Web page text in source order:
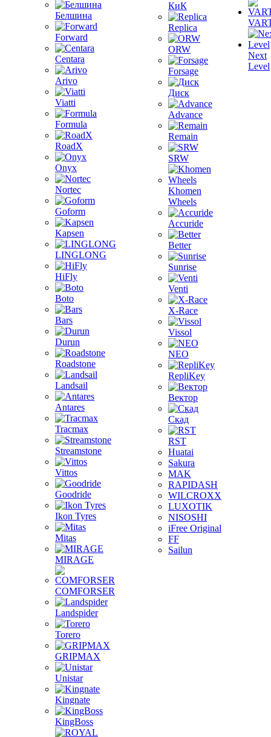
Белшина
Forward
Centara
Arivo
Viatti
Formula
RoadX
Onyx
Nortec
Goform
Kapsen
LINGLONG
HiFly
Boto
Bars
Durun
Roadstone
Landsail
Antares
Tracmax
Streamstone
Vittos
Goodride
Ikon Tyres
Mitas
MIRAGE
COMFORSER
Landspider
Torero
GRIPMAX
Unistar
Kingnate
KingBoss
КиК
Replica
ORW
Forsage
Диск
Advance
Remain
SRW
Khomen
Wheels
Accuride
Better
Sunrise
Venti
X-Race
Vissol
NEO
RepliKey
Вектор
Скад
RST
Huatai
Sakura
MAK
RAPIDASH
WILCROXX
LUXOTIK
NISOSHI
iFree Original
FF
Sailun
Next
Level